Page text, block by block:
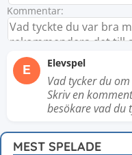
Kommentar:
E Elevspel
Vad tycker du
Skriv en
besökare vad du
MEST SPELADE